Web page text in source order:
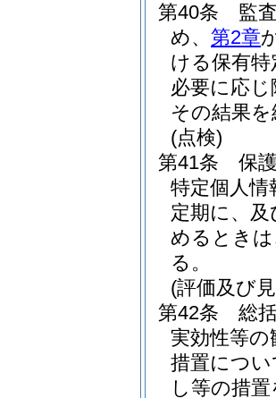
第40条
監
め、 第2章
ける保有
必要に応
その結果
(点検)
第41条
保
特定個人情
定期に、
めるとき
る。
(評価及び
第42条
総
実効性等
措置につ
し等の措